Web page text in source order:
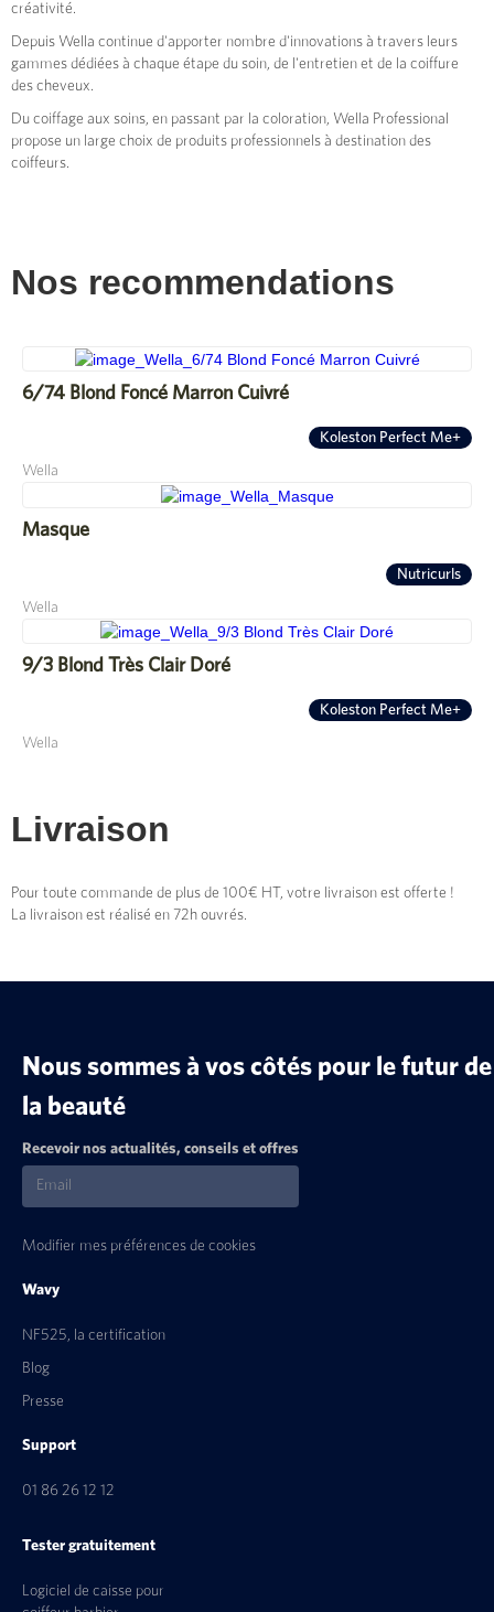
créativité.
Depuis Wella continue d'apporter nombre d'innovations à travers leurs
gammes dédiées à chaque étape du soin, de l'entretien et de la coiffure
des cheveux.
Du coiffage aux soins, en passant par la coloration, Wella Professional
propose un large choix de produits professionnels à destination des
coiffeurs.
Nos recommendations
6/74 Blond Foncé Marron Cuivré
Koleston Perfect Me+
Wella
Masque
Nutricurls
Wella
9/3 Blond Très Clair Doré
Koleston Perfect Me+
Wella
Livraison
Pour toute commande de plus de 100€ HT, votre livraison est offerte !
La livraison est réalisé en 72h ouvrés.
Nous sommes à vos côtés pour le futur de
la beauté
Recevoir nos actualités, conseils et offres
Modifier mes préférences de cookies
Wavy
NF525, la certification
Blog
Presse
Support
01 86 26 12 12
Tester gratuitement
Logiciel de caisse pour